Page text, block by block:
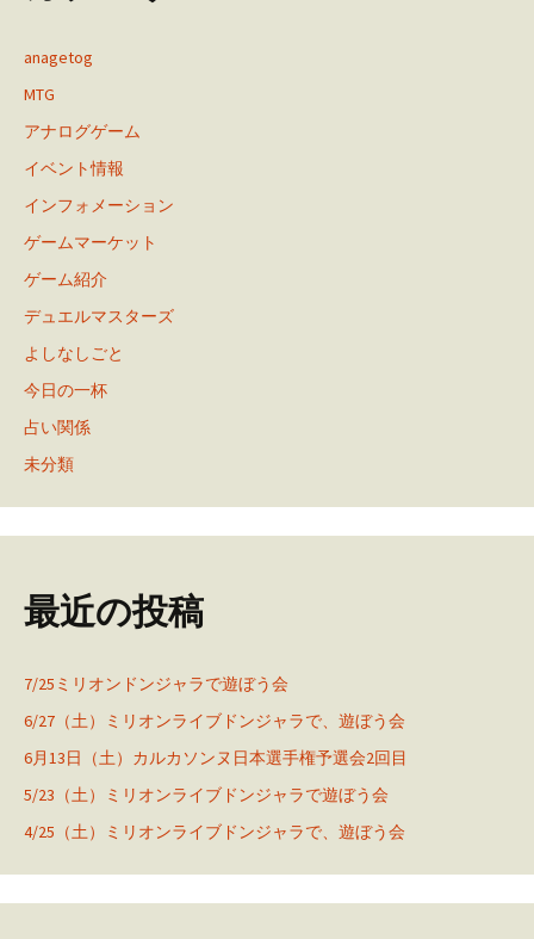
anagetog
MTG
アナログゲーム
イベント情報
インフォメーション
ゲームマーケット
ゲーム紹介
デュエルマスターズ
よしなしごと
今日の一杯
占い関係
未分類
最近の投稿
7/25ミリオンドンジャラで遊ぼう会
6/27（土）ミリオンライブドンジャラで、遊ぼう会
6月13日（土）カルカソンヌ日本選手権予選会2回目
5/23（土）ミリオンライブドンジャラで遊ぼう会
4/25（土）ミリオンライブドンジャラで、遊ぼう会